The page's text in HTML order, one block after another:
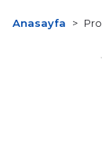
Anasayfa